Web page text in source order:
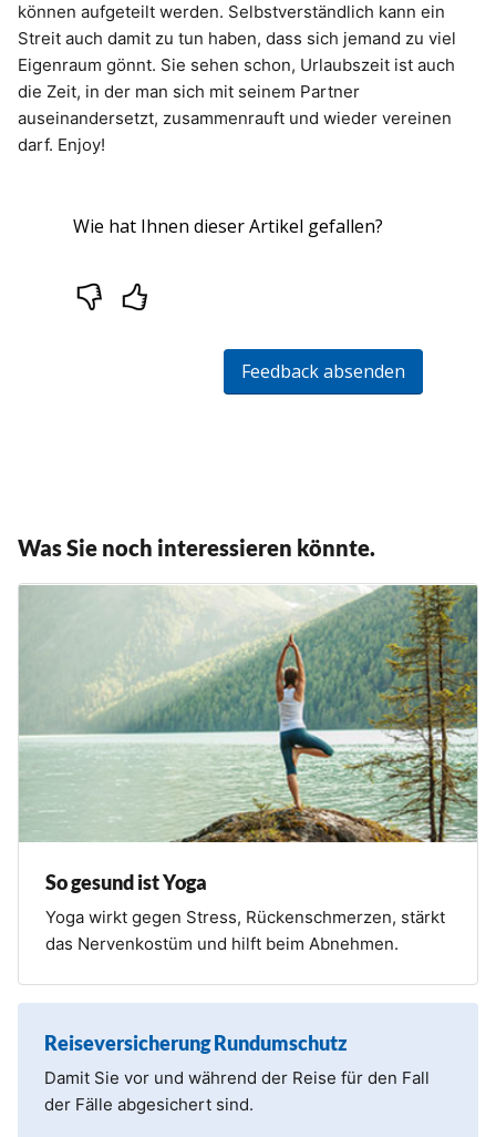
können aufgeteilt werden. Selbstverständlich kann ein
Streit auch damit zu tun haben, dass sich jemand zu viel
Eigenraum gönnt. Sie sehen schon, Urlaubszeit ist auch
die Zeit, in der man sich mit seinem Partner
auseinandersetzt, zusammenrauft und wieder vereinen
darf. Enjoy!
Was Sie noch interessieren könnte.
So gesund ist Yoga
Yoga wirkt gegen Stress, Rückenschmerzen, stärkt
das Nervenkostüm und hilft beim Abnehmen.
Reiseversicherung Rundumschutz
Damit Sie vor und während der Reise für den Fall
der Fälle abgesichert sind.